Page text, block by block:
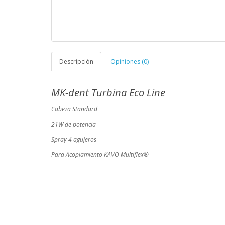
Descripción Opiniones (0)
MK-dent Turbina Eco Line
Cabeza Standard
21W de potencia
Spray 4 agujeros
Para Acoplamiento KAVO Multiflex®